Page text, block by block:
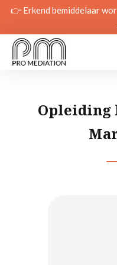
👉 Erkend bemiddelaar
Opleiding